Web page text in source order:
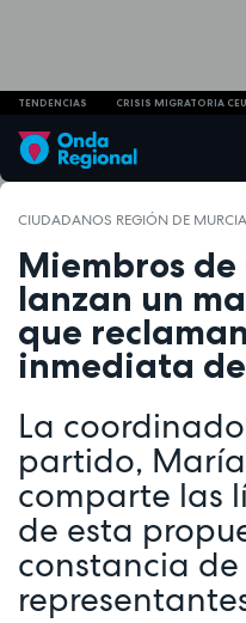
TENDENCIAS CRISIS MIGRATORIA
CIUDADANOS REGIÓN DE MURCIA
Miembros
lanzan un
que
inmediata
La
partido, María
comparte las
de esta
constancia